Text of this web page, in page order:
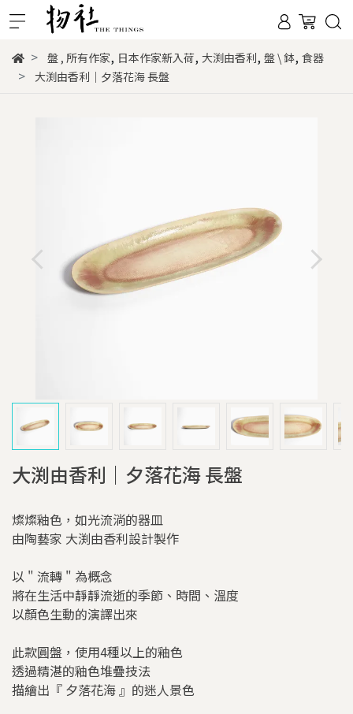
盤, 所有作家, 日本作家新入荷, 大渕由香利, 盤 \ 鉢, 食器
大渕由香利｜夕落花海 長盤
大渕由香利｜夕落花海 長盤
燦燦釉色，如光流淌的器皿
由陶藝家 大渕由香利設計製作
以 " 流轉 " 為概念
將在生活中靜靜流逝的季節、時間、溫度
以顏色生動的演譯出來
此款圓盤，使用4種以上的釉色
透過精湛的釉色堆疊技法
描繪出『 夕落花海 』的迷人景色